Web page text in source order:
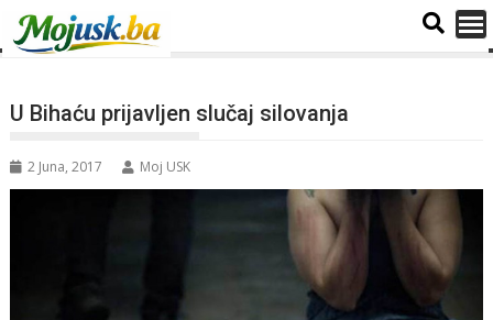
U Bihaću prijavljen slučaj silovanja
2 Juna, 2017 Moj USK